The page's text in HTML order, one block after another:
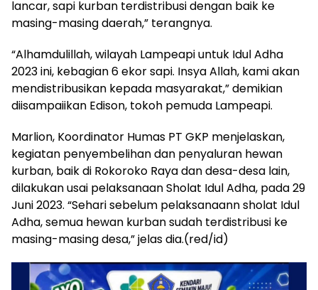
lancar, sapi kurban terdistribusi dengan baik ke
masing-masing daerah,” terangnya.
“Alhamdulillah, wilayah Lampeapi untuk Idul Adha
2023 ini, kebagian 6 ekor sapi. Insya Allah, kami akan
mendistribusikan kepada masyarakat,” demikian
diisampaiikan Edison, tokoh pemuda Lampeapi.
Marlion, Koordinator Humas PT GKP menjelaskan,
kegiatan penyembelihan dan penyaluran hewan
kurban, baik di Rokoroko Raya dan desa-desa lain,
dilakukan usai pelaksanaan Sholat Idul Adha, pada 29
Juni 2023. “Sehari sebelum pelaksanaann sholat Idul
Adha, semua hewan kurban sudah terdistribusi ke
masing-masing desa,” jelas dia.(red/id)